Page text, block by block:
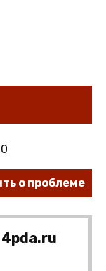
о проблеме